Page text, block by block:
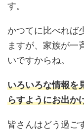
す。
かつてに比べれば
ますが、家族が一
いですからね。
いろいろな情報を
らすようにお出か
皆さんはどう過ご